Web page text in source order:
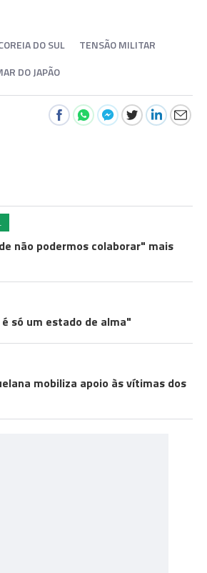
DO SUL
TENSÃO MILITAR
DO JAPÃO
não podermos colaborar" mais
só um estado de alma"
mobiliza apoio às vítimas dos